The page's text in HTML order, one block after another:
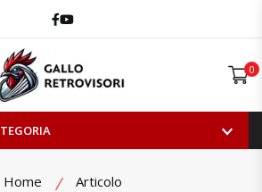
Facebook
Youtube
Open 0
Home Articolo